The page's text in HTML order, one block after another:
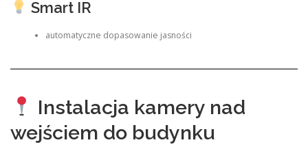
Smart IR
automatyczne dopasowanie jasności
Instalacja kamery nad
wejściem do budynku